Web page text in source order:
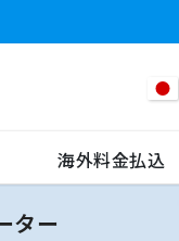
海外料金払込
ター